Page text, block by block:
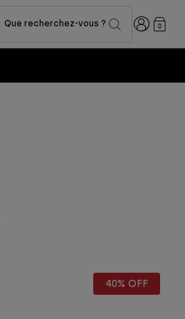
Que recherchez-vous ? Connexion
0
40% OFF